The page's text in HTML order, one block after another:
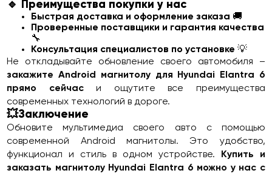
🔹 Преимущества покупки у нас
Быстрая доставка и оформление заказа 🚚
Проверенные поставщики и гарантия качества
🔧
Консультация специалистов по установке 💡
Не откладывайте обновление своего автомобиля –
закажите Android магнитолу для Hyundai Elantra 6
прямо сейчаси ощутите все преимущества
современных технологий в дороге.
💥Заключение
Обновите мультимедиа своего авто с помощью
современной Android магнитолы. Это удобство,
функционал и стиль в одном устройстве.
Купить и
заказать магнитолу Hyundai Elantra 6 можно у нас с